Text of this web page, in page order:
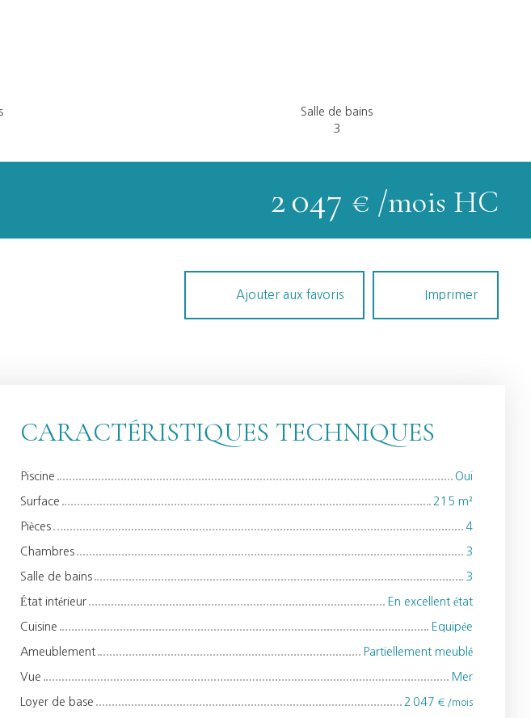
Salle de bains
3
2 047 € /mois HC
Ajouter aux favoris Imprimer
CARACTÉRISTIQUES TECHNIQUES
Piscine Oui
Surface 215 m²
Pièces 4
Chambres 3
Salle de bains 3
État intérieur En excellent état
Cuisine Equipée
Ameublement Partiellement meublé
Vue Mer
Loyer de base 2 047 € /mois